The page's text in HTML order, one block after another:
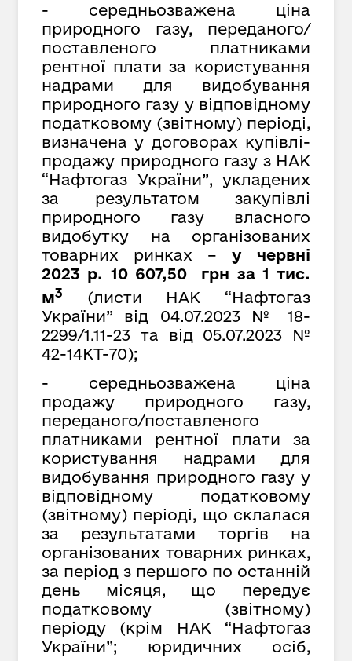
- середньозважена ціна
природного газу, переданого/
поставленого платниками
рентної плати за користування
надрами для видобування
природного газу у відповідному
податковому (звітному) періоді,
визначена у договорах купівлі-
продажу природного газу з НАК
“Нафтогаз України”, укладених
за результатом закупівлі
природного газу власного
видобутку на організованих
товарних ринках – у червні
2023 р. 10 607,50 грн за 1 тис.
м3
(листи НАК “Нафтогаз
України” від
04.07.2023 № 18-
2299/1.11-23 та від 05.07.2023 №
42-14КТ-70);
- середньозважена ціна
продажу природного газу,
переданого/поставленого
платниками рентної плати за
користування надрами для
видобування природного газу у
відповідному податковому
(звітному) періоді, що склалася
за результатами торгів на
організованих товарних ринках,
за період з першого по останній
день місяця, що передує
податковому (звітному)
періоду (крім НАК “Нафтогаз
України”; юридичних осіб,